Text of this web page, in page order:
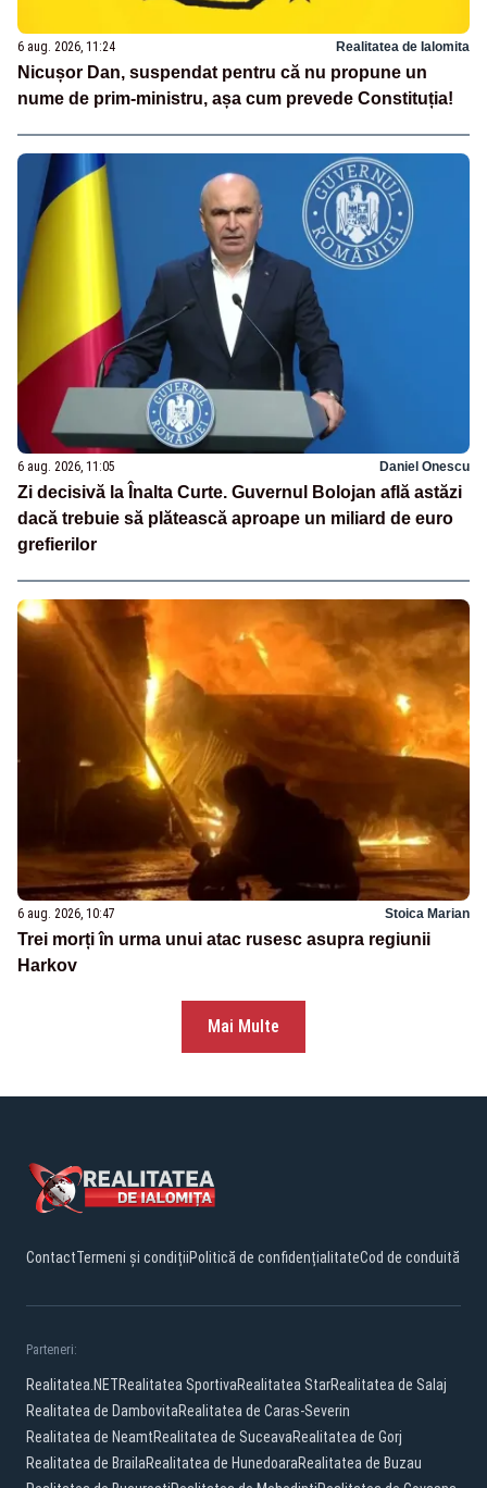
6 aug. 2026, 11:24 Realitatea de Ialomita
Nicușor Dan, suspendat pentru că nu propune un
nume de prim-ministru, așa cum prevede Constituția!
6 aug. 2026, 11:05 Daniel Onescu
Zi decisivă la Înalta Curte. Guvernul Bolojan află astăzi
dacă trebuie să plătească aproape un miliard de euro
grefierilor
6 aug. 2026, 10:47 Stoica Marian
Trei morți în urma unui atac rusesc asupra regiunii
Harkov
Mai Multe
ContactTermeni și condițiiPolitică de confidențialitateCod de conduită
Parteneri:
Realitatea.NETRealitatea SportivaRealitatea StarRealitatea de Salaj
Realitatea de DambovitaRealitatea de Caras-Severin
Realitatea de NeamtRealitatea de SuceavaRealitatea de Gorj
Realitatea de BrailaRealitatea de HunedoaraRealitatea de Buzau